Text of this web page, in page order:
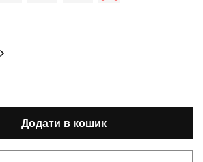
Додати в кошик